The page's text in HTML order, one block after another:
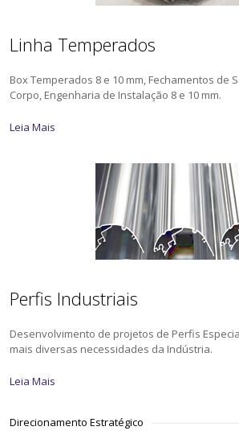
Linha Temperados
Box Temperados 8 e 10 mm, Fechamentos de
Corpo, Engenharia de Instalação 8 e 10 mm.
Leia Mais
Perfis Industriais
Desenvolvimento de projetos de Perfis
mais diversas necessidades da Indústria.
Leia Mais
Direcionamento Estratégico